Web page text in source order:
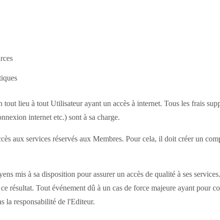
tout lieu à tout Utilisateur ayant un accès à internet. Tous les frais
internet etc.) sont à sa charge.
aux services réservés aux Membres. Pour cela, il doit créer un
mis à sa disposition pour assurer un accès de qualité à ses
résultat. Tout événement dû à un cas de force majeure ayant pour
la responsabilité de l'Editeur.